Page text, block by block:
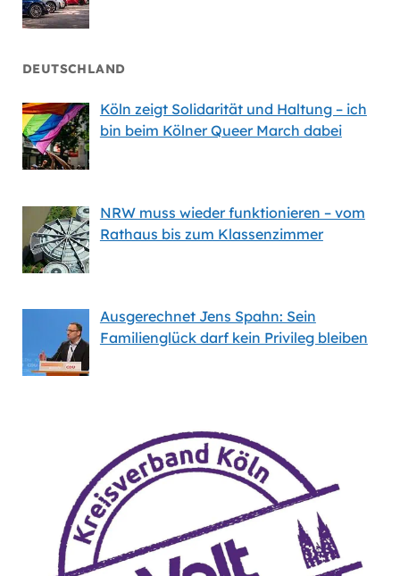
DEUTSCHLAND
Köln zeigt Solidarität und Haltung – ich
bin beim Kölner Queer March dabei
NRW muss wieder funktionieren – vom
Rathaus bis zum Klassenzimmer
Ausgerechnet Jens Spahn: Sein
Familienglück darf kein Privileg bleiben